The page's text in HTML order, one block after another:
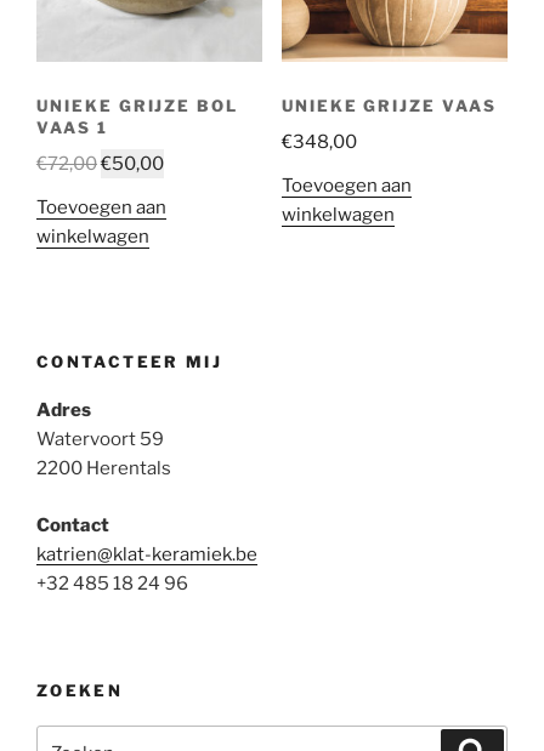
UNIEKE GRIJZE BOL
VAAS 1
€72,00€50,00
Toevoegen aan
winkelwagen
UNIEKE GRIJZE VAAS
€348,00
Toevoegen aan
winkelwagen
CONTACTEER MIJ
Adres
Watervoort 59
2200 Herentals
Contact
katrien@klat-keramiek.be
+32 485 18 24 96
ZOEKEN